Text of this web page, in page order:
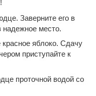
Заверните его в
надежное место.
яблоко. Сдачу
приступайте к
проточной водой со